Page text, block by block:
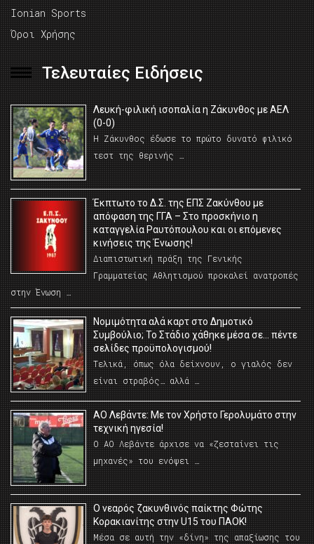
Ionian Sports
Όροι Χρήσης
Τελευταίες Ειδήσεις
Λευκή-φιλική ισοπαλία η Ζάκυνθος με ΑΕΛ
(0-0)
Η Ζάκυνθος έδωσε το πρώτο δυνατό φιλικό
τεστ της θερινής …
Έκπτωτο το Δ.Σ. της ΕΠΣ Ζακύνθου με
απόφαση της ΓΓΑ – Στο προσκήνιο η
καταγγελία Ραυτόπουλου και οι επόμενες
κινήσεις της Ένωσης!
Διαπιστωτική πράξη της Γενικής
Γραμματείας Αθλητισμού προκαλεί ανατροπές
στην Ένωση …
Νομιμότητα αλά καρτ στο Δημοτικό
Συμβούλιο; Το Στάδιο χάθηκε μέσα σε… πέντε
σελίδες προϋπολογισμού!
Τελικά, όπως όλα δείχνουν, ο γιαλός δεν
είναι στραβός… αλλά …
ΑΟ Λεβάντε: Με τον Χρήστο Γερολυμάτο στην
τεχνική ηγεσία!
Ο ΑΟ Λεβάντε άρχισε να «ζεσταίνει τις
μηχανές» του ενόψει …
O νεαρός ζακυνθινός παίκτης Φώτης
Κορακιανίτης στην U15 του ΠΑΟΚ!
Μέσα σε αυτή την «δίνη» της απαξίωσης του